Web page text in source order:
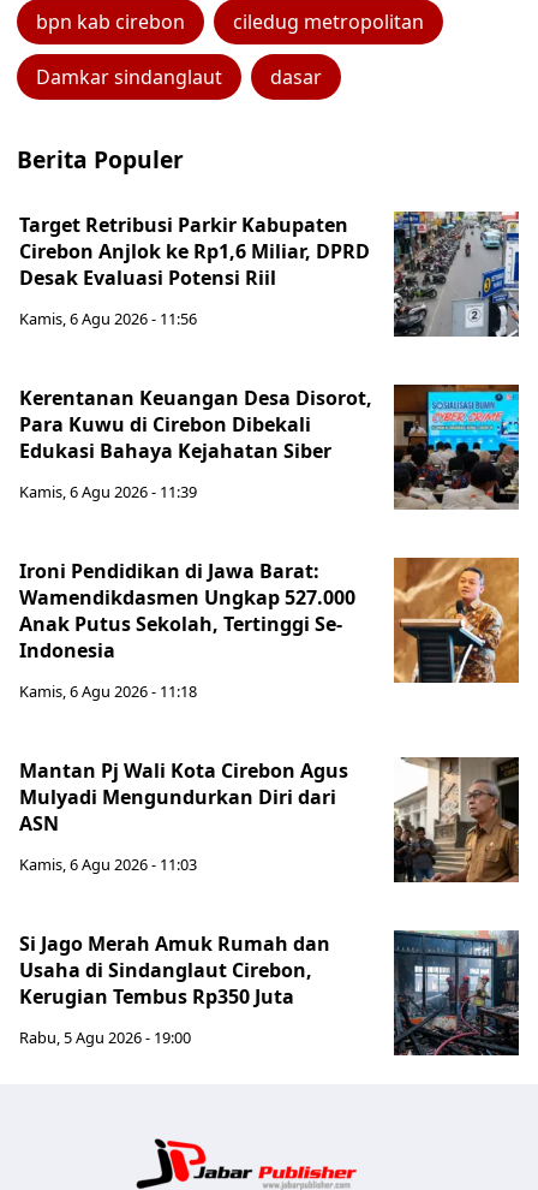
bpn kab cirebon ciledug metropolitan
Damkar sindanglaut dasar
Berita Populer
Target Retribusi Parkir Kabupaten
Cirebon Anjlok ke Rp1,6 Miliar, DPRD
Desak Evaluasi Potensi Riil
Kamis, 6 Agu 2026 - 11:56
Kerentanan Keuangan Desa Disorot,
Para Kuwu di Cirebon Dibekali
Edukasi Bahaya Kejahatan Siber
Kamis, 6 Agu 2026 - 11:39
Ironi Pendidikan di Jawa Barat:
Wamendikdasmen Ungkap 527.000
Anak Putus Sekolah, Tertinggi Se-
Indonesia
Kamis, 6 Agu 2026 - 11:18
Mantan Pj Wali Kota Cirebon Agus
Mulyadi Mengundurkan Diri dari
ASN
Kamis, 6 Agu 2026 - 11:03
Si Jago Merah Amuk Rumah dan
Usaha di Sindanglaut Cirebon,
Kerugian Tembus Rp350 Juta
Rabu, 5 Agu 2026 - 19:00